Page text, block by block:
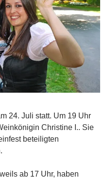
24. Juli statt. Um 19 Uhr
Christine I.. Sie
beteiligten
ab 17 Uhr, haben